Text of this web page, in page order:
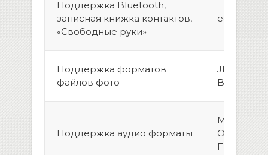
Поддержка Bluetooth,
записная книжка контактов,
«Свободные руки»
есть
Поддержка форматов
файлов фото
JPEG, GIF,
BMP
Поддержка аудио форматы
MP3, MP2,
OGG, RA,
FLAC, APE